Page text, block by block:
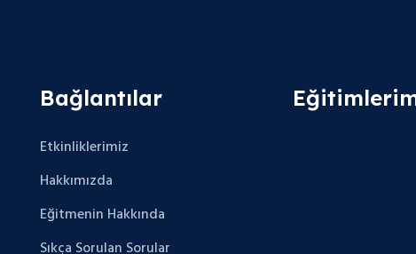
Bağlantılar
Etkinliklerimiz
Hakkımızda
Eğitmenin Hakkında
Sıkça Sorulan Sorular